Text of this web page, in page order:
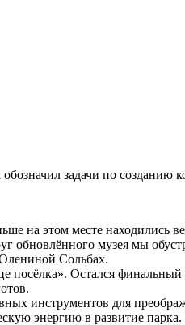
обозначил задачи по
на этом месте находились
обновлённого музея мы
Сольбах.
посёлка». Остался
инструментов для
энергию в развитие парка.